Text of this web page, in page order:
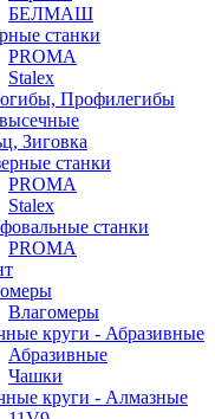
БЕЛМАШ
станки
PROMA
Stalex
Профилегибы
Зиговка
станки
PROMA
Stalex
станки
PROMA
Влагомеры
круги - Абразивные
Абразивные
Чашки
круги - Алмазные